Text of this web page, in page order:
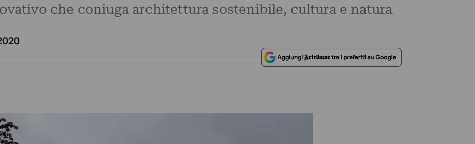
che coniuga architettura sostenibile, cultura e natura